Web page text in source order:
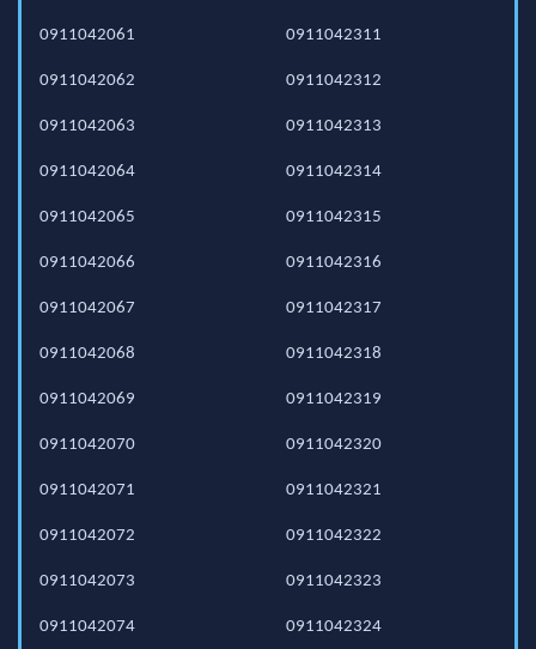
0911042061
0911042062
0911042063
0911042064
0911042065
0911042066
0911042067
0911042068
0911042069
0911042070
0911042071
0911042072
0911042073
0911042074
0911042311
0911042312
0911042313
0911042314
0911042315
0911042316
0911042317
0911042318
0911042319
0911042320
0911042321
0911042322
0911042323
0911042324